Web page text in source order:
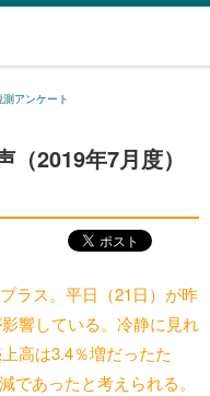
アンケート
2019年7月度）
ラス。平日（21日）が昨
響している。冷静に見れ
高は3.4％増だったた
であったと考えられる。